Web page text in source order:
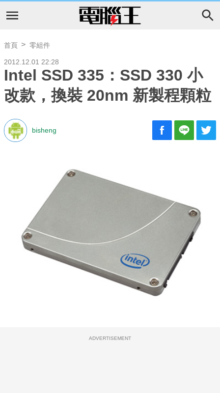
首頁 零組件
2012.12.01 22:28
Intel SSD 335：SSD 330 小
改款，換裝 20nm 新製程顆粒
bisheng
ADVERTISEMENT